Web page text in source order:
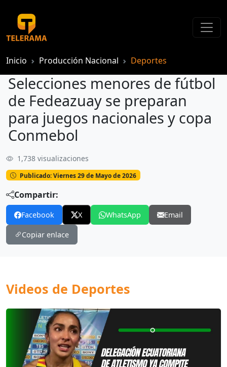
Inicio Producción Nacional Deportes
Selecciones menores de fútbol
de Fedeazuay se preparan
para juegos nacionales y copa
Conmebol
1,738 visualizaciones
Publicado: Viernes 29 de Mayo de 2026
Compartir:
Facebook X WhatsApp Email
Copiar enlace
Videos de Deportes